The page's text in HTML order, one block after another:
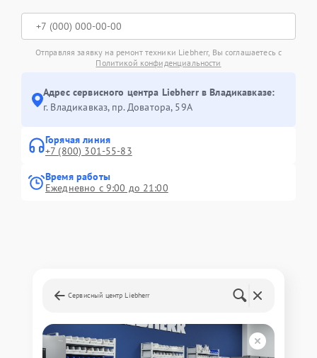
Отправляя заявку на ремонт техники Liebherr, Вы соглашаетесь с
Политикой конфиденциальности
Адрес сервисного центра Liebherr в Владикавказе:
г. Владикавказ, пр. Доватора, 59А
Горячая линия
+7 (800) 301-55-83
Время работы
Ежедневно с 9:00 до 21:00
Сервисный центр Liebherr